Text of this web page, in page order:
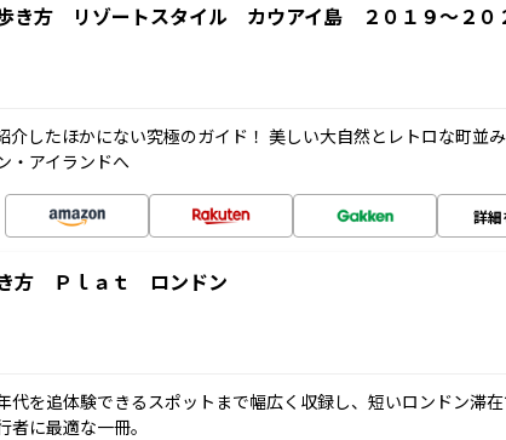
き方 リゾートスタイル カウアイ島 ２０１９～２０
介したほかにない究極のガイド！ 美しい大自然とレトロな町並
・アイランドへ
詳細
方 Ｐｌａｔ ロンドン
代を追体験できるスポットまで幅広く収録し、短いロンドン滞
者に最適な一冊。